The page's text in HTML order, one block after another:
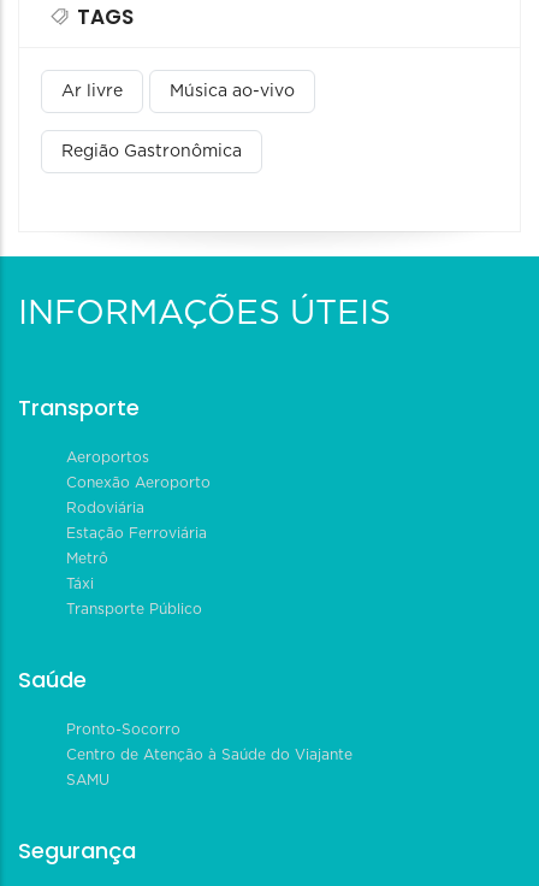
TAGS
Ar livre Música ao-vivo
Região Gastronômica
INFORMAÇÕES ÚTEIS
Transporte
Aeroportos
Conexão Aeroporto
Rodoviária
Estação Ferroviária
Metrô
Táxi
Transporte Público
Saúde
Pronto-Socorro
Centro de Atenção à Saúde do Viajante
SAMU
Segurança